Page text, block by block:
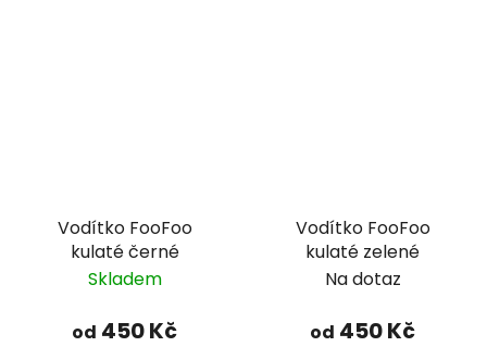
Vodítko FooFoo
kulaté černé
Skladem
od 450 Kč
Vodítko FooFoo
kulaté zelené
Na dotaz
od 450 Kč